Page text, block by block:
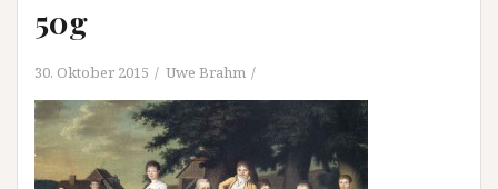
50g
30. Oktober 2015 Uwe Brahm